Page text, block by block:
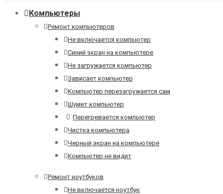
Компьютеры
Ремонт компьютеров
Не включается компьютер
Синий экран на компьютере
Не загружается компьютер
Зависает компьютер
Компьютер перезагружается сам
Шумит компьютер
Перегревается компьютер
Чистка компьютера
Черный экран на компьютере
Компьютер не видит
Ремонт ноутбуков
Не включается ноутбук